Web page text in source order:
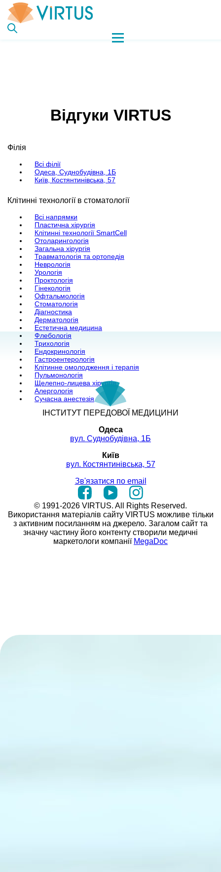
Відгуки VIRTUS
Філія
Всі філії
Одеса, Суднобудівна, 1Б
Київ, Костянтинівська, 57
Клітинні технології в стоматології
Всі напрямки
Пластична хірургія
Клітинні технології SmartCell
Отоларингологія
Загальна хірургія
Травматологія та ортопедія
Неврологія
Урологія
Проктологія
Гінекологія
Офтальмологія
Стоматологія
Діагностика
Дерматологія
Естетична медицина
Флебологія
Трихологія
Ендокринологія
Гастроентерологія
Клітинне омолодження і терапія
Пульмонологія
Щелепно-лицева хірургія
Алергологія
Сучасна анестезія
ІНСТИТУТ ПЕРЕДОВОЇ МЕДИЦИНИ
Одеса
вул. Суднобудівна, 1Б
Київ
вул. Костянтинівська, 57
Зв'язатися по email
© 1991-2026 VIRTUS. All Rights Reserved.
Використання матеріалів сайту VIRTUS можливе тільки
з активним посиланням на джерело. Загалом сайт та
значну частину його контенту створили медичні
маркетологи компанії MegaDoc